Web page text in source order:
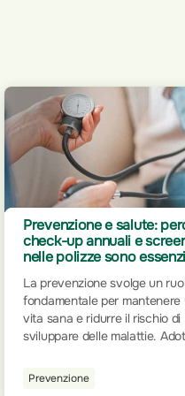
Rimborso fisioterapia e
osteopatia: come
un'assicurazione può
Quando si parla di salute e
benessere, la fisioterapia e
l’osteopatia ricoprono un
Queste discipline forniscono
Guide Utili